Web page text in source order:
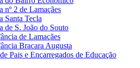
nº 2 de Lamaçães
Santa Tecla
de S. João do Souto
de Lamaçães
Bracara Augusta
Pais e Encarregados de Educação